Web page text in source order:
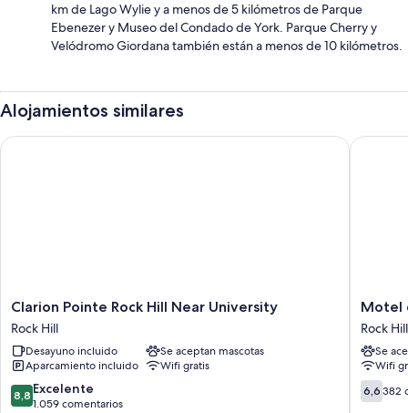
km de Lago Wylie y a menos de 5 kilómetros de Parque
Ebenezer y Museo del Condado de York. Parque Cherry y
Velódromo Giordana también están a menos de 10 kilómetros.
Alojamientos similares
Clarion
Pointe
Rock
Hill
Near
University
Rock
Clarion Pointe Rock Hill Near University
Rock Hill
Desayuno incluido
Se aceptan mascotas
Aparcamiento incluido
Wifi gratis
8.8
sobre
8,8 Excelente
1.059 comentarios
Clarion Pointe Rock Hill Near University
Motel
6
Rock
Hill,
SC
Rock
Hill
Motel
Rock Hill
Se
Wifi
6.6
sobre
6,6 382
Motel 6